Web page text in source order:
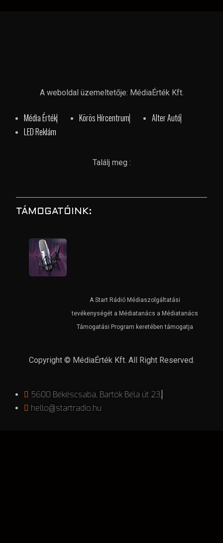
A weboldal üzemeltetője: MédiaÉrték Kft.
Média Érték Körös Hírcentrum
Alter Autó
LED Reklám
Találj meg :
TÁMOGATÓINK:
A Start Rádió Médiaszolgáltatási
tevékenységét a Médiatanács a Médiatanács
Támogatási Program keretében támogatja
Copyright © MédiaÉrték Kft. All Right Reserved.
5600 Békéscsaba, Bartók Béla út 23.
hello@startradio.hu